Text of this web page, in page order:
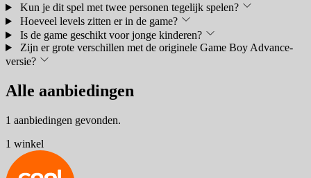
Kun je dit spel met twee personen tegelijk spelen?
Hoeveel levels zitten er in de game?
Is de game geschikt voor jonge kinderen?
Zijn er grote verschillen met de originele Game Boy Advance-
versie?
Alle aanbiedingen
1 aanbiedingen gevonden.
1 winkel